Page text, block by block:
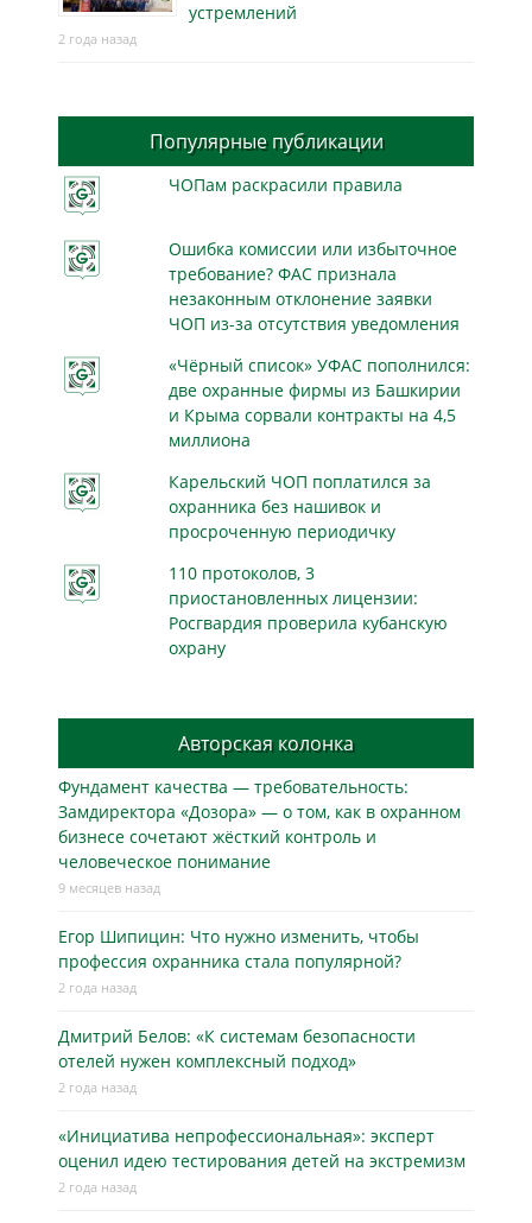
устремлений
2 года назад
Популярные публикации
ЧОПам раскрасили правила
Ошибка комиссии или избыточное
требование? ФАС признала
незаконным отклонение заявки
ЧОП из-за отсутствия уведомления
«Чёрный список» УФАС пополнился:
две охранные фирмы из Башкирии
и Крыма сорвали контракты на 4,5
миллиона
Карельский ЧОП поплатился за
охранника без нашивок и
просроченную периодичку
110 протоколов, 3
приостановленных лицензии:
Росгвардия проверила кубанскую
охрану
Авторская колонка
Фундамент качества — требовательность:
Замдиректора «Дозора» — о том, как в охранном
бизнесe сочетают жёсткий контроль и
человеческое понимание
9 месяцев назад
Егор Шипицин: Что нужно изменить, чтобы
профессия охранника стала популярной?
2 года назад
Дмитрий Белов: «К системам безопасности
отелей нужен комплексный подход»
2 года назад
«Инициатива непрофессиональная»: эксперт
оценил идею тестирования детей на экстремизм
2 года назад